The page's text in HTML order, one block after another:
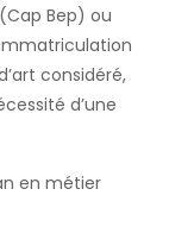
Bep) ou
considéré,
d’une
en métier